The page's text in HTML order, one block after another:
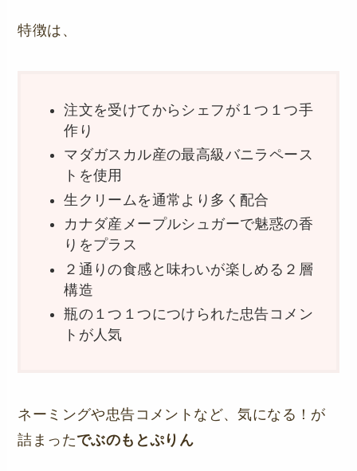
特徴は、
注文を受けてからシェフが１つ１つ手
作り
マダガスカル産の最高級バニラペース
トを使用
生クリームを通常より多く配合
カナダ産メープルシュガーで魅惑の香
りをプラス
２通りの食感と味わいが楽しめる２層
構造
瓶の１つ１つにつけられた忠告コメン
トが人気
ネーミングや忠告コメントなど、気になる！が
詰まったでぶのもとぷりん